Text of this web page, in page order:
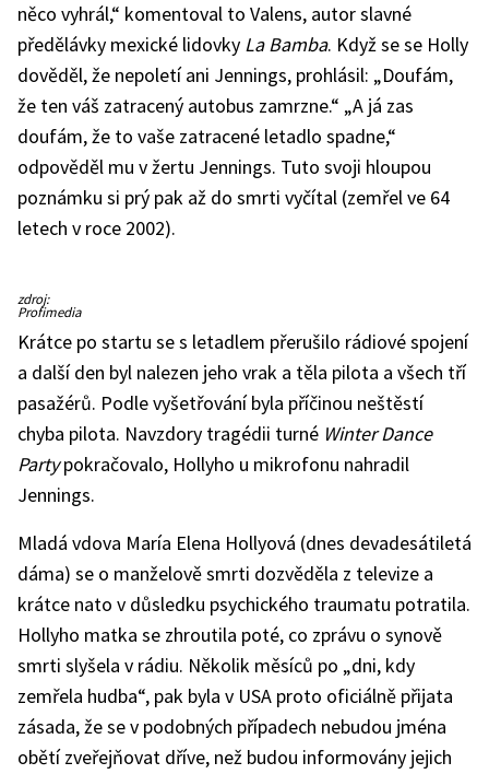
něco vyhrál,“ komentoval to Valens, autor slavné
předělávky mexické lidovky La Bamba. Když se se Holly
dověděl, že nepoletí ani Jennings, prohlásil: „Doufám,
že ten váš zatracený autobus zamrzne.“ „A já zas
doufám, že to vaše zatracené letadlo spadne,“
odpověděl mu v žertu Jennings. Tuto svoji hloupou
poznámku si prý pak až do smrti vyčítal (zemřel ve 64
letech v roce 2002).
Trosky
letadla,
němž
zahynuli
Buddy
Holly,
Valens
a
The
Big
Bopper
zdroj:
Profimedia
Krátce po startu se s letadlem přerušilo rádiové spojení
a další den byl nalezen jeho vrak a těla pilota a všech tří
pasažérů. Podle vyšetřování byla příčinou neštěstí
chyba pilota. Navzdory tragédii turné Winter Dance
Partypokračovalo, Hollyho u mikrofonu nahradil
Jennings.
Mladá vdova María Elena Hollyová (dnes devadesátiletá
dáma) se o manželově smrti dozvěděla z televize a
krátce nato v důsledku psychického traumatu potratila.
Hollyho matka se zhroutila poté, co zprávu o synově
smrti slyšela v rádiu. Několik měsíců po „dni, kdy
zemřela hudba“, pak byla v USA proto oficiálně přijata
zásada, že se v podobných případech nebudou jména
obětí zveřejňovat dříve, než budou informovány jejich